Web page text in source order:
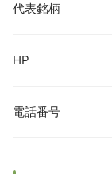
代表銘柄
HP
電話番号